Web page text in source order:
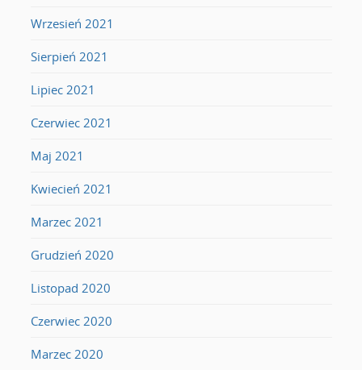
Wrzesień 2021
Sierpień 2021
Lipiec 2021
Czerwiec 2021
Maj 2021
Kwiecień 2021
Marzec 2021
Grudzień 2020
Listopad 2020
Czerwiec 2020
Marzec 2020